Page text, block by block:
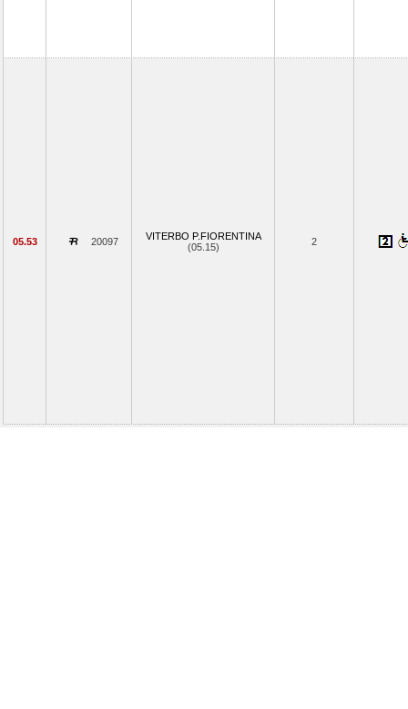
05.53 20097
VITERBO P.FIORENTINA
(05.15)
2